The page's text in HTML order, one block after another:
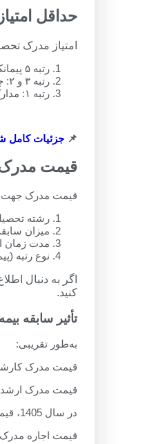
حداقل
امتیاز مدرک
رتبه ۵ پیمانکاری: حداقل یک مدرک مرتبط با سابقه بیمه
رتبه ۳ و ۲: چند مدرک مرتبط + سابقه بیمه بالاتر
رتبه ۱: مدارک قوی، سوابق اجرایی و امتیاز کامل
📌 جزئیات کامل
قیمت مدرک
قیمت مدرک جهت
رشته
میزان
مدت زمان
نوع رتبه
اگر به دنبال
کنید.
تأثیر سابقه
به‌طور تقریبی:
قیمت مدرک
قیمت مدرک ارشد
در سال 1405، قیمت‌ها به‌صورت توافقی و پس از بررسی شرایط شرکت اعلام می‌شود.
قیمت اجاره